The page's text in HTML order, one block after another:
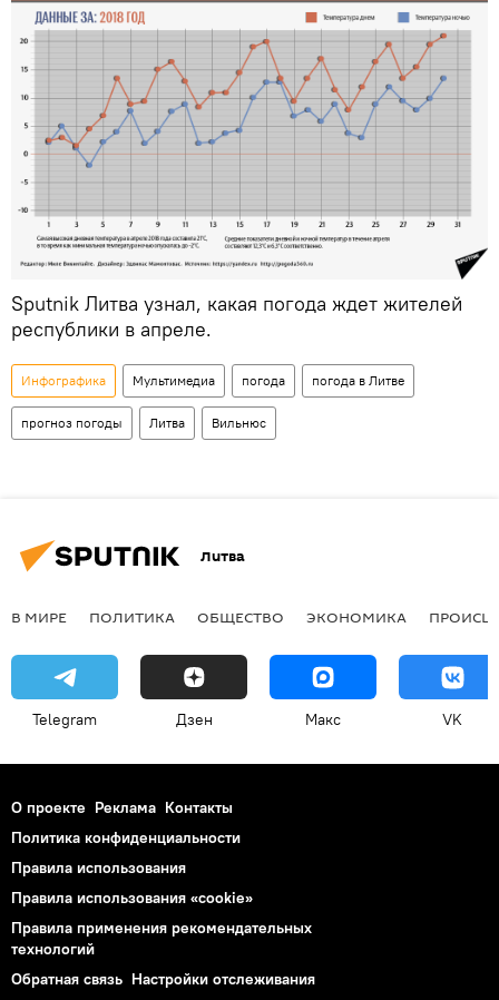
Sputnik Литва узнал, какая погода ждет жителей
республики в апреле.
Инфографика Мультимедиа погода погода в Литве
прогноз погоды Литва Вильнюс
Литва
В МИРЕ ПОЛИТИКА ОБЩЕСТВО ЭКОНОМИКА
Telegram Дзен Макс VK
О проекте Реклама Контакты
Политика конфиденциальности
Правила использования
Правила использования «cookie»
Правила применения рекомендательных
технологий
Обратная связь Настройки отслеживания